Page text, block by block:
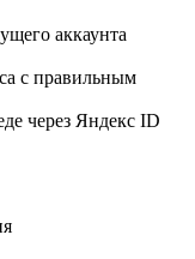
аккаунта
с правильным
через Яндекс ID